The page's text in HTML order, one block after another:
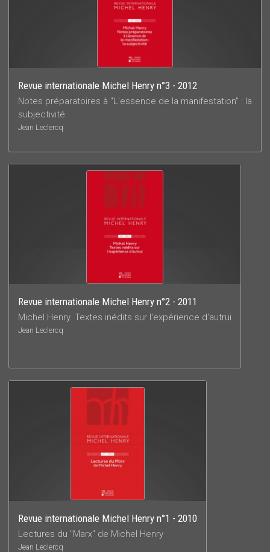
Revue internationale Michel Henry n°3 - 2012
Notes préparatoires à "L'essence de la manifestation" : la
subjectivité
Jean Leclercq
Revue internationale Michel Henry n°2 - 2011
Michel Henry. Textes inédits sur l'expérience d'autrui
Jean Leclercq
Revue internationale Michel Henry n°1 - 2010
Lectures du "Marx" de Michel Henry
Jean Leclercq